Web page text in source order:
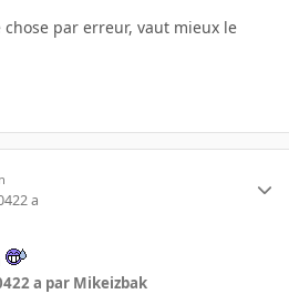
par erreur, vaut mieux le
22 a
22 a par Mikeizbak